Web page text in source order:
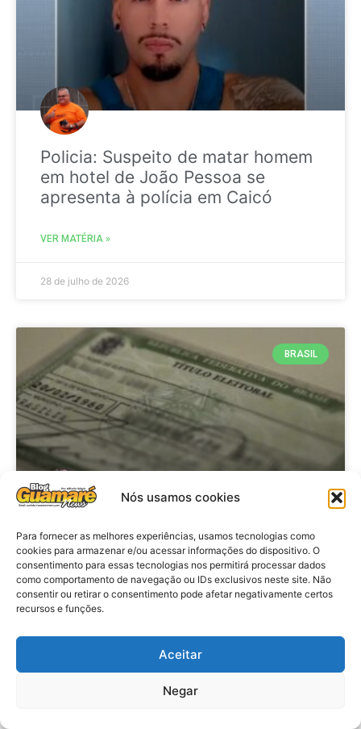
Nós usamos cookies
Para fornecer as melhores experiências, usamos tecnologias como
cookies para armazenar e/ou acessar informações do dispositivo. O
consentimento para essas tecnologias nos permitirá processar dados
como comportamento de navegação ou IDs exclusivos neste site. Não
consentir ou retirar o consentimento pode afetar negativamente certos
recursos e funções.
Aceitar
Negar
Policia: Suspeito de matar homem
em hotel de João Pessoa se
apresenta à polícia em Caicó
VER MATÉRIA »
28 de julho de 2026
BRASIL
Brasil: Policia Federal investiga
753 casos de crimes eleitorais
antes das eleições